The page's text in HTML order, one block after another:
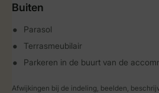
Buiten
Parasol
Terrasmeubilair
Parkeren in de buurt van de
Afwijkingen bij de indeling, beelden,